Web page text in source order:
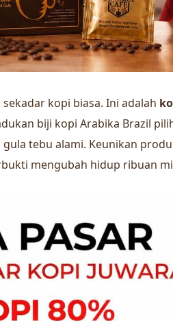
sekadar kopi biasa. Ini adalah
biji kopi Arabika Brazil
tebu alami. Keunikan
mengubah hidup ribuan